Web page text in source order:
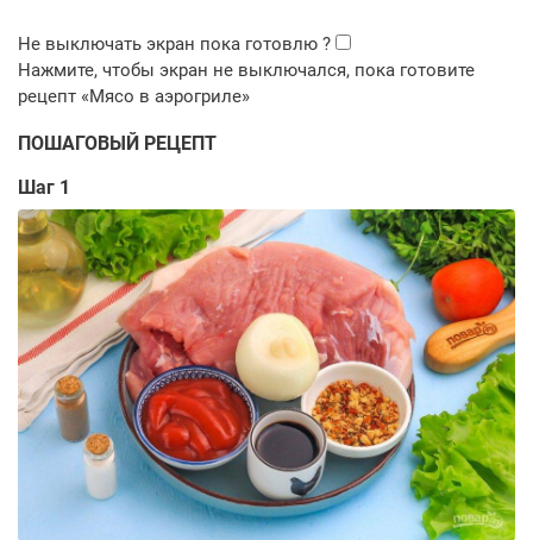
ПОШАГОВЫЙ РЕЦЕПТ
Шаг 1